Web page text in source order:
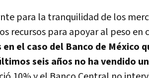
para la tranquilidad de los
recursos para apoyar al peso en
el caso del Banco de México
seis años no ha vendido